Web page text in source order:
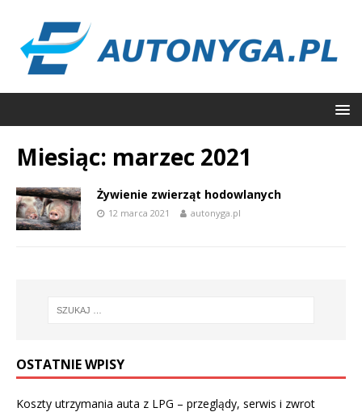
Miesiąc: marzec 2021
Żywienie zwierząt hodowlanych
12 marca 2021 autonyga.pl
OSTATNIE WPISY
Koszty utrzymania auta z LPG – przeglądy, serwis i zwrot